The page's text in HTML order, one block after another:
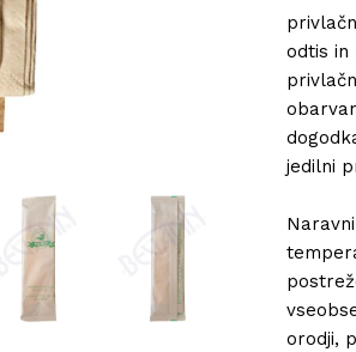
odtis in
jedilni
orodji,